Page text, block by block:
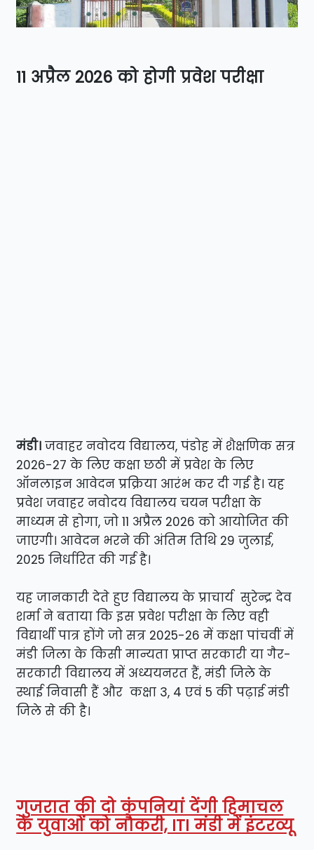
11 अप्रैल 2026 को होगी प्रवेश परीक्षा
मंडी।जवाहर नवोदय विद्यालय, पंडोह में शैक्षणिक सत्र
2026-27 के लिए कक्षा छठी में प्रवेश के लिए
ऑनलाइन आवेदन प्रक्रिया आरंभ कर दी गई है। यह
प्रवेश जवाहर नवोदय विद्यालय चयन परीक्षा के
माध्यम से होगा, जो 11 अप्रैल 2026 को आयोजित की
जाएगी। आवेदन भरने की अंतिम तिथि 29 जुलाई,
2025 निर्धारित की गई है।
यह जानकारी देते हुए विद्यालय के प्राचार्य सुरेन्द्र देव
शर्मा ने बताया कि इस प्रवेश परीक्षा के लिए वही
विद्यार्थी पात्र होंगे जो सत्र 2025-26 में कक्षा पांचवीं में
मंडी जिला के किसी मान्यता प्राप्त सरकारी या गैर-
सरकारी विद्यालय में अध्ययनरत हैं, मंडी जिले के
स्थाई निवासी हैं और कक्षा 3, 4 एवं 5 की पढ़ाई मंडी
जिले से की है।
गुजरात की दो कंपनियां देंगी हिमाचल
के युवाओं को नौकरी, ITI मंडी में इंटरव्यू